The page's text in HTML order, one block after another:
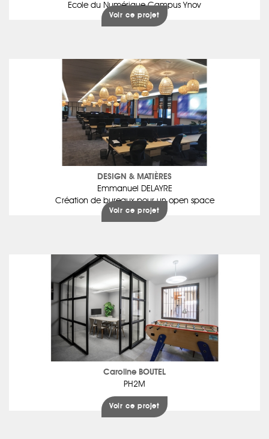
Ecole du Numérique Campus Ynov
Voir ce projet
DESIGN & MATIÈRES
Emmanuel DELAYRE
Création de bureaux pour un open space
Voir ce projet
Caroline BOUTEL
PH2M
Voir ce projet